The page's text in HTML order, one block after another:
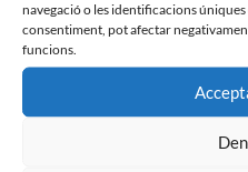
navegació o les identificacions
consentiment, pot afectar
funcions.
PRÈVIA | CE SABADELL –